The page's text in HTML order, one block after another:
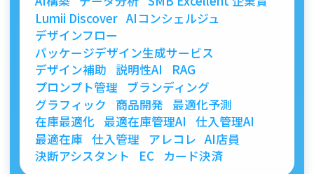
Lumii Discover AIコンシェルジュ
デザインフロー
パッケージデザイン生成サービス
デザイン補助 説明性AI
RAG
プロンプト管理
ブランディング
グラフィック
商品開発
最適化予測
在庫最適化 最適在庫管理AI
仕入管理AI
最適在庫 仕入管理 アレコレ AI店員
決断アシスタント
EC カード決済